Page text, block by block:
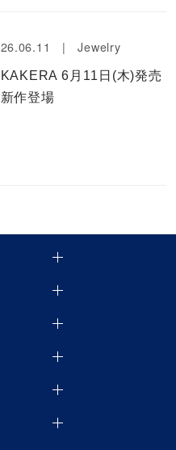
26.06.11 |Jewelry
KAKERA 6月11日(木)発売
新作登場